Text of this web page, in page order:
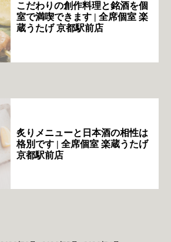
こだわりの創作料理と銘酒を個
室で満喫できます | 全席個室 楽
蔵うたげ 京都駅前店
炙りメニューと日本酒の相性は
格別です | 全席個室 楽蔵うたげ
京都駅前店